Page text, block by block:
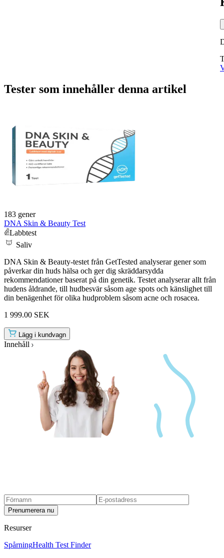
Tester som innehåller denna artikel
183 gener
DNA Skin & Beauty Test
Labbtest
Saliv
DNA Skin & Beauty-testet från GetTested analyserar gener som
påverkar din huds hälsa och ger dig skräddarsydda
rekommendationer baserat på din genetik. Testet analyserar allt från
hudens åldrande, till hudbesvär såsom age spots och känslighet till
din benägenhet för olika hudproblem såsom acne och rosacea.
1 999.00 SEK
Lägg i kundvagn
Innehåll
Prenumerera nu
Resurser
SpårningHealth Test Finder